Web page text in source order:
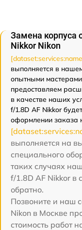
Замена корпуса
Nikkor Nikon
выполняется в
опытными
предоставляем
в качестве наших
f/1.8D AF Nikkor
оформлении заказа
выполняется на
специального
таких случаях
f/1.8D AF Nikkor в
обратно.
Позвоните и наш
Nikon в Москве
стоимость работ